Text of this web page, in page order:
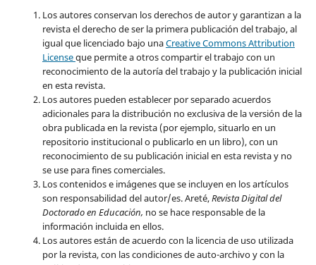
Los autores conservan los derechos de autor y garantizan a la
revista el derecho de ser la primera publicación del trabajo, al
igual que licenciado bajo unaCreative Commons Attribution
Licenseque permite a otros compartir el trabajo con un
reconocimiento de la autoría del trabajo y la publicación inicial
en esta revista.
Los autores pueden establecer por separado acuerdos
adicionales para la distribución no exclusiva de la versión de la
obra publicada en la revista (por ejemplo, situarlo en un
repositorio institucional o publicarlo en un libro), con un
reconocimiento de su publicación inicial en esta revista y no
se use para fines comerciales.
Los contenidos e imágenes que se incluyen en los artículos
son responsabilidad del autor/es. Areté,Revista Digital del
Doctorado en Educación, no se hace responsable de la
información incluida en ellos.
Los autores están de acuerdo con la licencia de uso utilizada
por la revista, con las condiciones de auto-archivo y con la